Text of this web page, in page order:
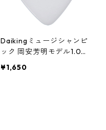
Daikingミュージシャンピ
ック 岡安芳明モデル1.0m
¥1,650